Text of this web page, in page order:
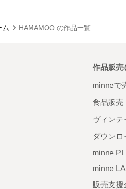
ム HAMAMOO の作品一覧
作品販売
minneで
食品販売
ヴィンテ
ダウンロ
minne
minne
販売支援